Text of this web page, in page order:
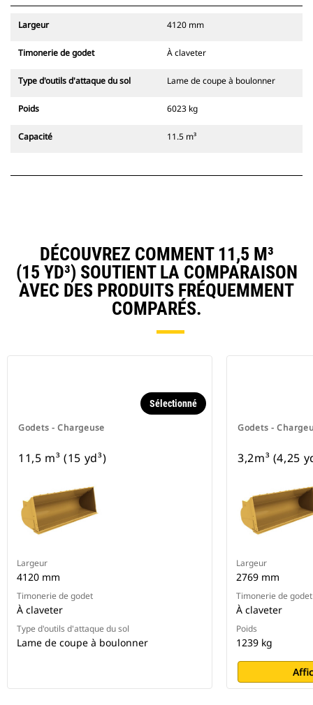
Largeur 4120 mm
Timonerie de godet À claveter
Type d'outils d'attaque du sol Lame de coupe à boulonner
Poids 6023 kg
Capacité 11.5 m³
DÉCOUVREZ COMMENT 11,5 M³
(15 YD³) SOUTIENT LA COMPARAISON
AVEC DES PRODUITS FRÉQUEMMENT
COMPARÉS.
Godets - Chargeuse
Sélectionné
11,5 m³ (15 yd³)
Largeur
4120 mm
Timonerie de godet
À claveter
Type d'outils d'attaque du sol
Lame de coupe à boulonner
Godets -
3,2m³ (4,25
Largeur
2769 mm
Timonerie de godet
À claveter
Poids
1239 kg